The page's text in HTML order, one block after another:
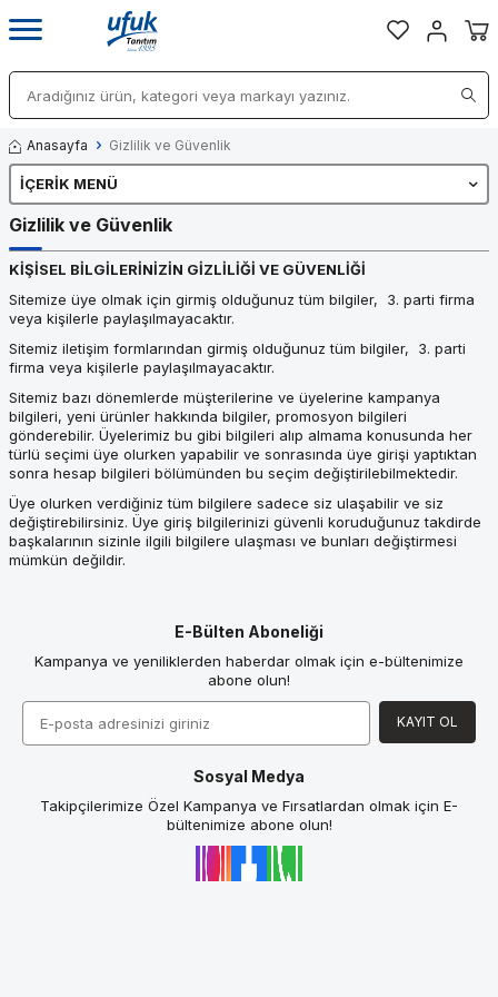
Anasayfa Gizlilik ve Güvenlik
İÇERIK MENÜ
Gizlilik ve Güvenlik
KİŞİSEL BİLGİLERİNİZİN GİZLİLİĞİ VE GÜVENLİĞİ
Sitemize üye olmak için girmiş olduğunuz tüm bilgiler, 3. parti firma
veya kişilerle paylaşılmayacaktır.
Sitemiz iletişim formlarından girmiş olduğunuz tüm bilgiler, 3. parti
firma veya kişilerle paylaşılmayacaktır.
Sitemiz bazı dönemlerde müşterilerine ve üyelerine kampanya
bilgileri, yeni ürünler hakkında bilgiler, promosyon bilgileri
gönderebilir. Üyelerimiz bu gibi bilgileri alıp almama konusunda her
türlü seçimi üye olurken yapabilir ve sonrasında üye girişi yaptıktan
sonra hesap bilgileri bölümünden bu seçim değiştirilebilmektedir.
Üye olurken verdiğiniz tüm bilgilere sadece siz ulaşabilir ve siz
değiştirebilirsiniz. Üye giriş bilgilerinizi güvenli koruduğunuz takdirde
başkalarının sizinle ilgili bilgilere ulaşması ve bunları değiştirmesi
mümkün değildir.
E-Bülten Aboneliği
Kampanya ve yeniliklerden haberdar olmak için e-bültenimize
abone olun!
KAYIT OL
Sosyal Medya
Takipçilerimize Özel Kampanya ve Fırsatlardan olmak için E-
bültenimize abone olun!